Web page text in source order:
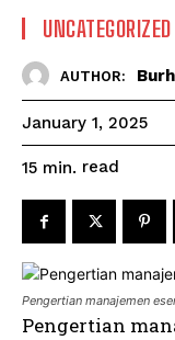
UNCATEGORIZED
AUTHOR:
January 1, 2025
15 min. read
Pengertian manajemen
Pengertian